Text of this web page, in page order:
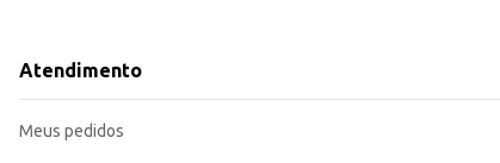
Atendimento
Meus pedidos